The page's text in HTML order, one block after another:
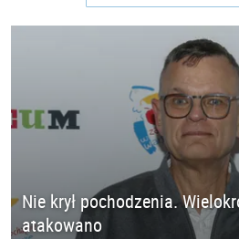
Nie krył pochodzenia.
atakowano